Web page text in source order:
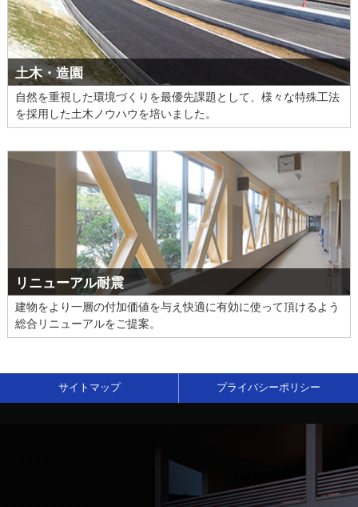
土木・造園
自然を重視した環境づくりを最優先課題として、様々な特殊工法
を採用した土木ノウハウを培いました。
リニューアル耐震
建物をより一層の付加価値を与え快適に有効に使って頂けるよう
総合リニューアルをご提案。
サイトマップ プライバシーポリシー